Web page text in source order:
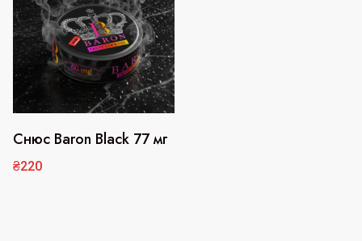
Снюс Baron Black 77 мг
₴220
Этот
товар